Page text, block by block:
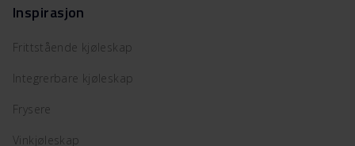
Inspirasjon
Frittstående kjøleskap
Integrerbare kjøleskap
Frysere
Vinkjøleskap